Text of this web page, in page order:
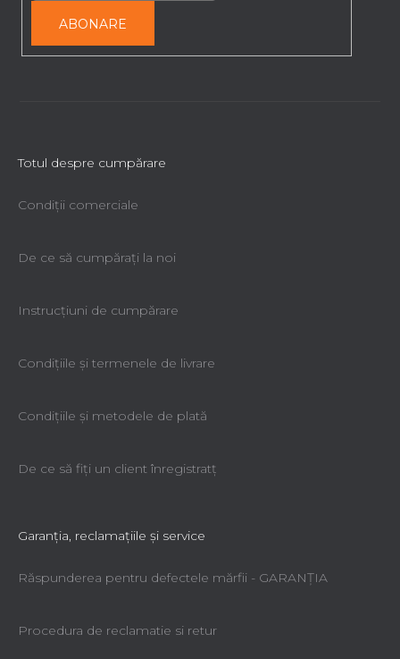
ABONARE
Totul despre cumpărare
Condiții comerciale
De ce să cumpăraţi la noi
Instrucțiuni de cumpărare
Condiţiile şi termenele de livrare
Condiţiile şi metodele de plată
De ce să fiţi un client înregistratţ
Garanţia, reclamaţiile şi service
Răspunderea pentru defectele mărfii - GARANŢIA
Procedura de reclamatie si retur